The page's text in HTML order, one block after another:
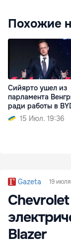
Похожие
Сийярто ушел из
парламента
ради работы в
15 Июл. 19:36
Gazeta 19
Blazer